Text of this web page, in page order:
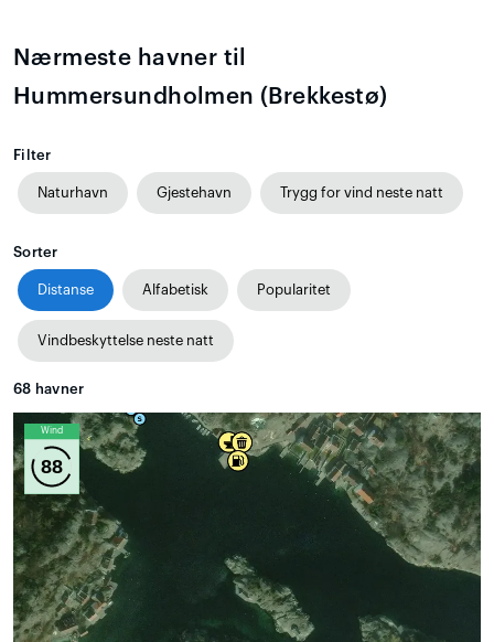
Nærmeste havner til
Hummersundholmen (Brekkestø)
Filter
Naturhavn Gjestehavn Trygg for vind neste natt
Sorter
Distanse Alfabetisk Popularitet
Vindbeskyttelse neste natt
68 havner
Wind
88